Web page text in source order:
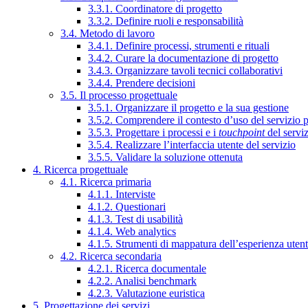
3.3.1. Coordinatore di progetto
3.3.2. Definire ruoli e responsabilità
3.4. Metodo di lavoro
3.4.1. Definire processi, strumenti e rituali
3.4.2. Curare la documentazione di progetto
3.4.3. Organizzare tavoli tecnici collaborativi
3.4.4. Prendere decisioni
3.5. Il processo progettuale
3.5.1. Organizzare il progetto e la sua gestione
3.5.2. Comprendere il contesto d’uso del servizio
3.5.3. Progettare i processi e i touchpointdel
3.5.4. Realizzare l’interfaccia utente del servizio
3.5.5. Validare la soluzione ottenuta
4. Ricerca progettuale
4.1. Ricerca primaria
4.1.1. Interviste
4.1.2. Questionari
4.1.3. Test di usabilità
4.1.4. Web analytics
4.1.5. Strumenti di mappatura dell’esperienza
4.2. Ricerca secondaria
4.2.1. Ricerca documentale
4.2.2. Analisi benchmark
4.2.3. Valutazione euristica
5. Progettazione dei servizi